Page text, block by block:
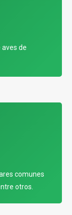
aves de
comunes
otros.